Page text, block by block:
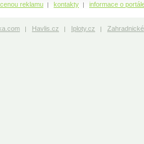
reklamu kontakty informace o
Havlis.cz Iploty.cz